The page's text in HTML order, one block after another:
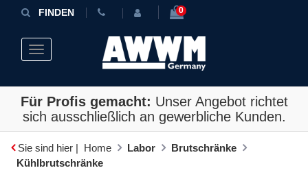
FINDEN 0
Toggle navigation
Für Profis gemacht: Unser Angebot richtet
sich ausschließlich an gewerbliche Kunden.
Sie sind hier | Home Labor
Brutschränke
Kühlbrutschränke